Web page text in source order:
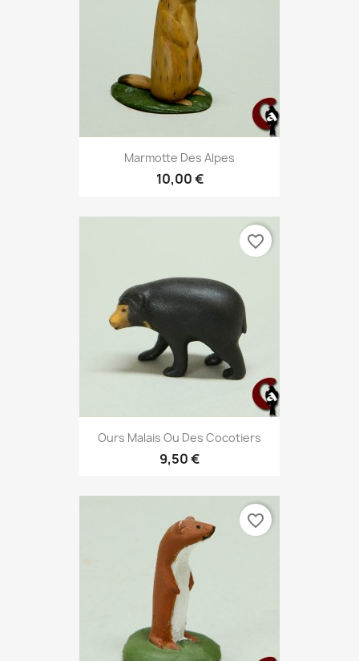
Marmotte Des Alpes
10,00 €
Ours Malais Ou Des Cocotiers
9,50 €
favorite_border
favorite_border